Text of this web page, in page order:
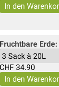
Fruchtbare
CHF 34.90